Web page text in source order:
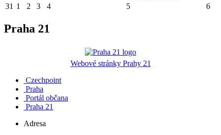
31 1 2 3 4 5 6
Praha 21
Webové stránky Prahy 21
Czechpoint
Praha
Portál občana
Praha 21
Adresa